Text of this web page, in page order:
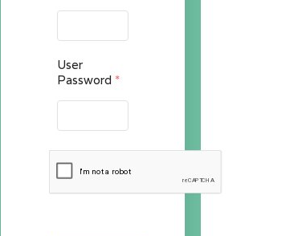
User
Password *